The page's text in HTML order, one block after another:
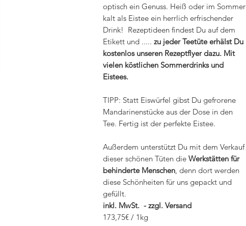
optisch ein Genuss. Heiß oder im Sommer
kalt als Eistee ein herrlich erfrischender
Drink! Rezeptideen findest Du auf dem
Etikett und ..... zu jeder Teetüte erhälst Du
kostenlos unseren Rezeptflyer dazu. Mit
vielen köstlichen Sommerdrinks und
Eistees.
TIPP: Statt Eiswürfel gibst Du gefrorene
Mandarinenstücke aus der Dose in den
Tee. Fertig ist der perfekte Eistee.
Außerdem unterstützt Du mit dem Verkauf
dieser schönen Tüten die Werkstätten für
behinderte Menschen, denn dort werden
diese Schönheiten für uns gepackt und
gefüllt.
inkl. MwSt. - zzgl. Versand
173,75€ / 1kg